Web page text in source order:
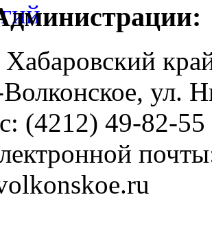
ул.
(4212) 49-82-55